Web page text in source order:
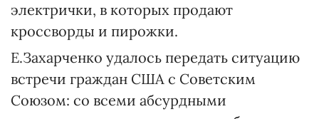
электрички, в которых продают
кроссворды и пирожки.
Е.Захарченко удалось передать ситуацию
встречи граждан США с Советским
Союзом: со всеми абсурдными